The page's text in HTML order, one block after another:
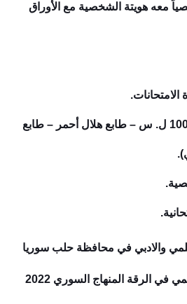
معه هويتة الشخصية مع الأوراق
2- لصق الطوابع ( مالي 1000 ل. س – طابع هلال أحمر – طابع
والادبي في محافظة حلب سوريا
في الرقة المنهاج السوري 2022